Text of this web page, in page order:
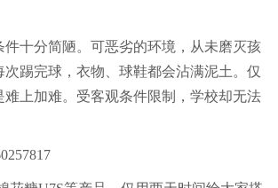
十分简陋。可恶劣的环境，从未磨灭孩
踢完球，衣物、球鞋都会沾满泥土。仅
上加难。受客观条件限制，学校却无法